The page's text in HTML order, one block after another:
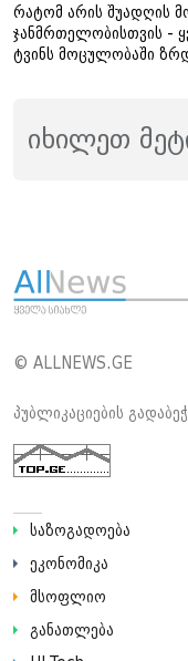
რატომ არის შუადღის
ჯანმრთელობისთვის -
ტვინს მოცულობაში
იხილეთ
© ALLNEWS.GE
პუბლიკაციების
საზოგადოება
ეკონომიკა
მსოფლიო
განათლება